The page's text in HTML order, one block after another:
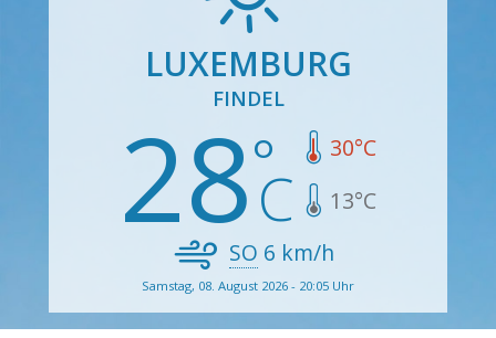
LUXEMBURG
FINDEL
28 30°C
13°C
SO 6 km/h
Samstag, 08. August 2026 - 20:05 Uhr